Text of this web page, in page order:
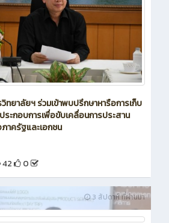
การศึกษาดูงานด้านวิชาชีพการตลาดและ
37 0
2 สัปดาห์ ที่ผ่านมา